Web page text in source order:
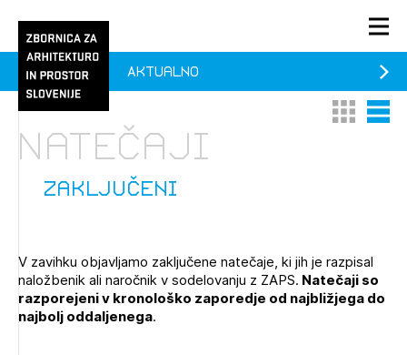
PRIJAVA
KONTAKT
Praksa
O ZAPS
1/1
Pozdravljeni
Prijavite se s svojim ZAPS uporabniškim imenom in geslom.
Thumbnail
List
zaključeni
Natečaji
V zavihku objavljamo zaključene natečaje, ki jih je razpisal
naložbenik ali naročnik v sodelovanju z ZAPS. Natečaji so
razporejeni v kronološko zaporedje od najbližjega do
najbolj oddaljenega.
Aktualno
1/2
Prijava na novičnik
Ostanite na tekočem z novicami in se naročite na
Novičnike. Označite svojo izbiro.
Novičnike vam bomo pošiljali na vaš elektronski naslov.